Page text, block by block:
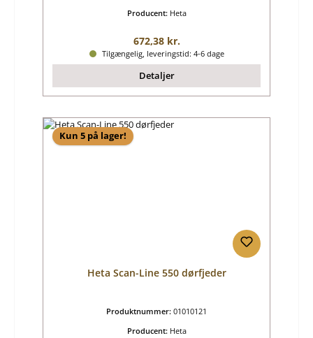
Producent: Heta
Almindelig pris:
672,38 kr.
Tilgængelig, leveringstid: 4-6 dage
Detaljer
Kun 5 på lager!
Heta Scan-Line 550 dørfjeder
Produktnummer: 01010121
Producent: Heta